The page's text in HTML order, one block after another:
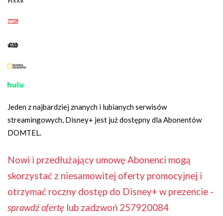
Jeden z najbardziej znanych i lubianych serwisów
streamingowych, Disney+ jest już dostępny dla Abonentów
DOMTEL.
Nowi i przedłużający umowę Abonenci mogą
skorzystać z niesamowitej oferty promocyjnej i
otrzymać roczny dostęp do Disney+ w prezencie -
sprawdź ofertę lub zadzwoń 257920084